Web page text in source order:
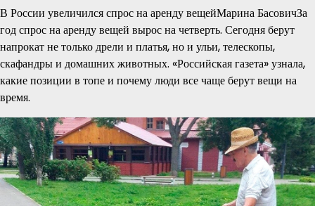
В России увеличился спрос на аренду вещейМарина БасовичЗа
год спрос на аренду вещей вырос на четверть. Сегодня берут
напрокат не только дрели и платья, но и ульи, телескопы,
скафандры и домашних животных. «Российская газета» узнала,
какие позиции в топе и почему люди все чаще берут вещи на
время.